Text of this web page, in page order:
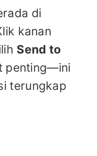
di
kanan
Send to
penting—ini
terungkap